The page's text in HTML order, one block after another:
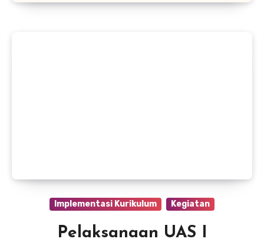
Implementasi Kurikulum Kegiatan
Pelaksanaan UAS I